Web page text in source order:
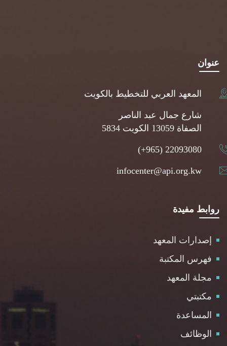
عنوان
المعهد العربي للتخطيط بالكويت
شارع جمال عبد الناصر
5834 الصفاة 13059 الكويت
(+965) 22093080
infocenter@api.org.kw
روابط مفيدة
إصدارات المعهد
فهرس المكتبة
مجلة المعهد
مكتبتي
المساعدة
الوظائف